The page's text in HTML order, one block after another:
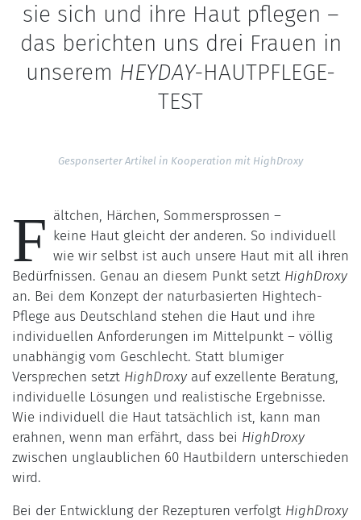
sie sich und ihre Haut pflegen –
das berichten uns drei Frauen in
unserem HEYDAY-HAUTPFLEGE-
TEST
Gesponserter Artikel in Kooperation mit HighDroxy
F ältchen, Härchen, Sommersprossen –
keine Haut gleicht der anderen. So individuell
wie wir selbst ist auch unsere Haut mit all ihren
Bedürfnissen. Genau an diesem Punkt setzt HighDroxy
an. Bei dem Konzept der naturbasierten Hightech-
Pflege aus Deutschland stehen die Haut und ihre
individuellen Anforderungen im Mittelpunkt – völlig
unabhängig vom Geschlecht. Statt blumiger
Versprechen setzt HighDroxy auf exzellente Beratung,
individuelle Lösungen und realistische Ergebnisse.
Wie individuell die Haut tatsächlich ist, kann man
erahnen, wenn man erfährt, dass bei HighDroxy
zwischen unglaublichen 60 Hautbildern unterschieden
wird.
Bei der Entwicklung der Rezepturen verfolgt HighDroxy